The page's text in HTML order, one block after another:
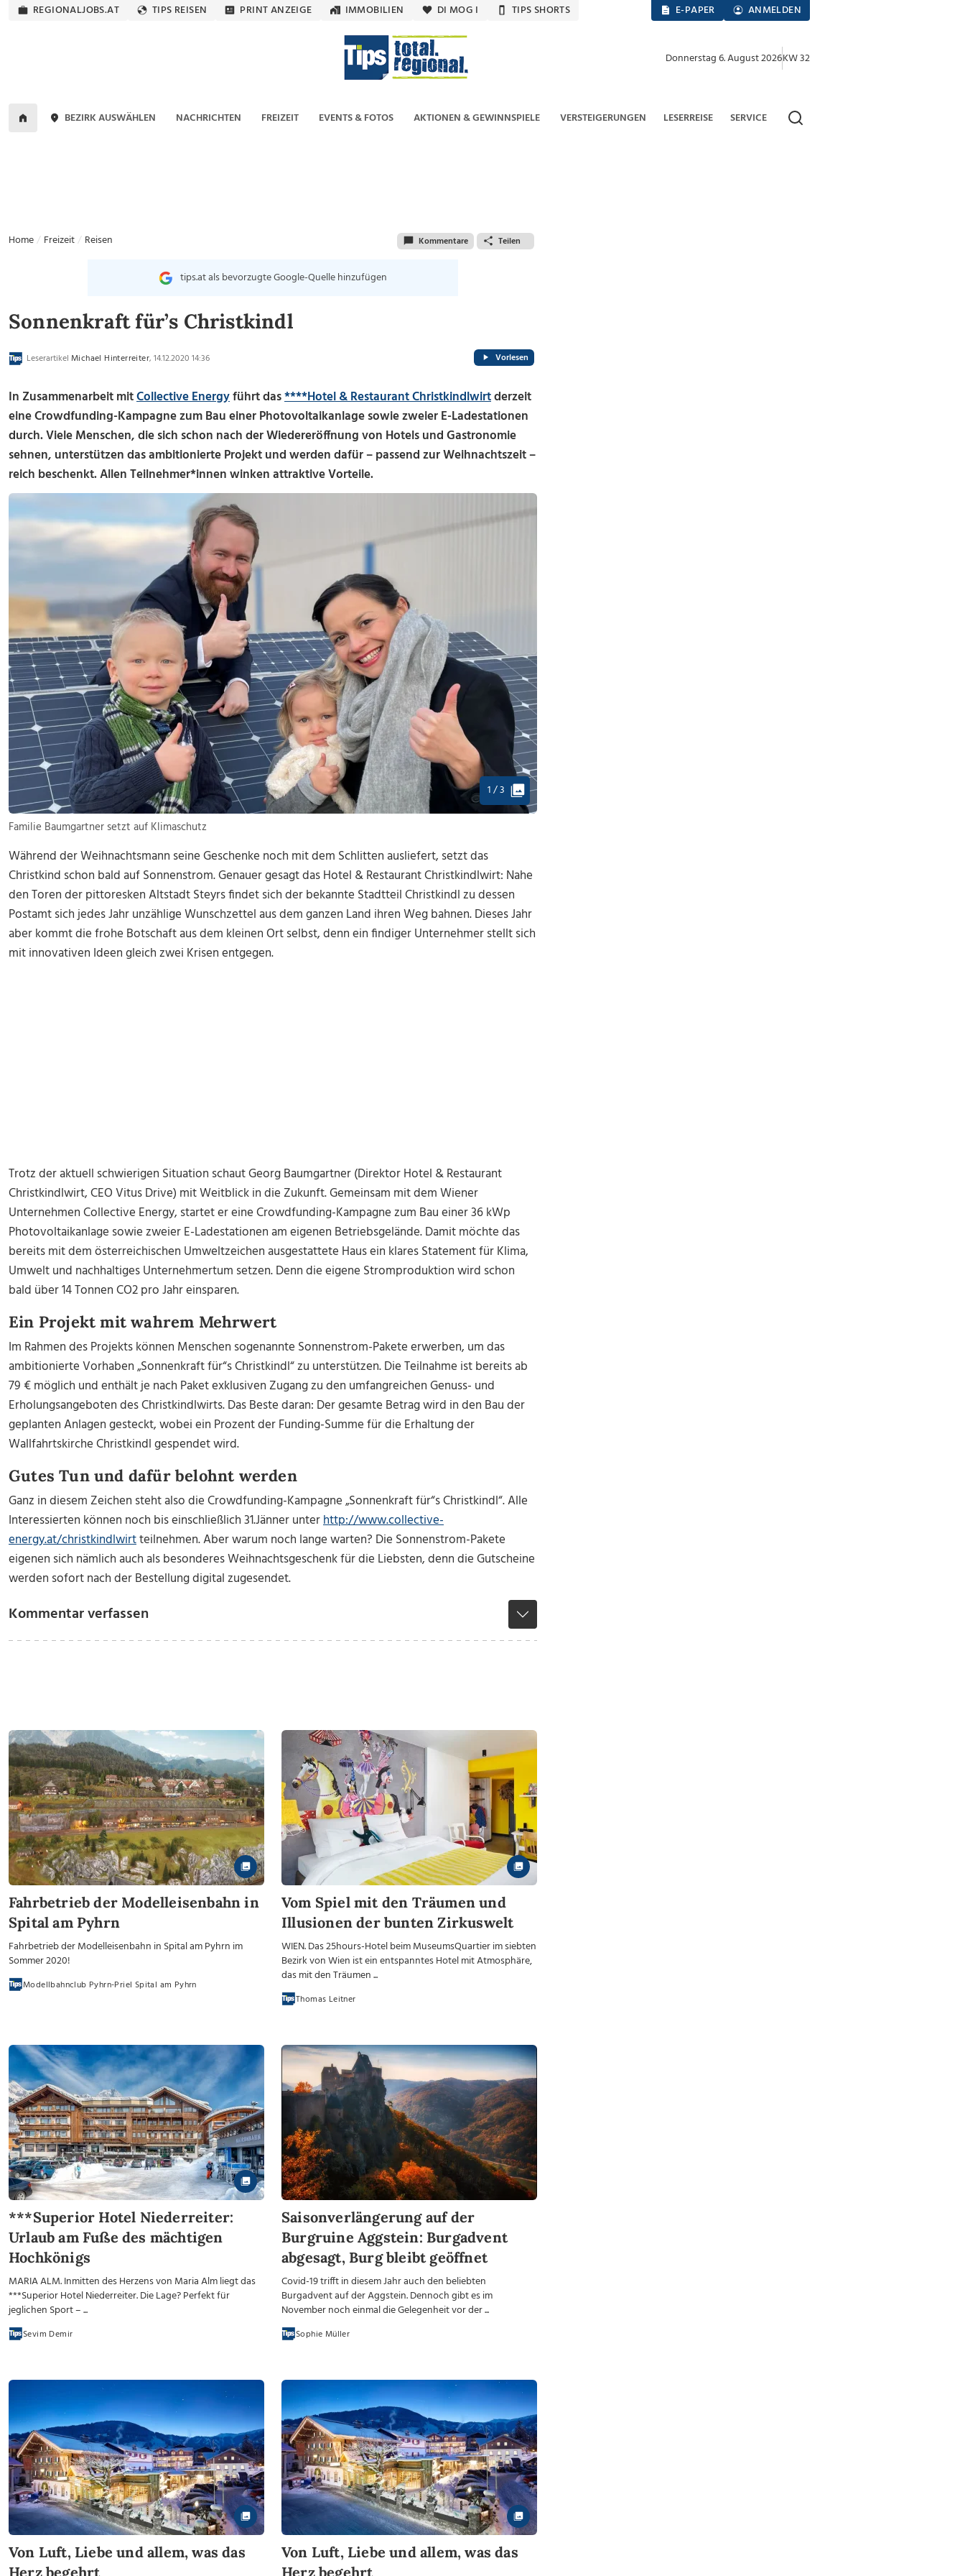
REGIONALJOBS.AT TIPS REISEN PRINT ANZEIGE IMMOBILIEN DI MOG I TIPS SHORTS E-PAPER ANMELDEN
Donnerstag 6. August 2026KW 32
BEZIRK AUSWÄHLEN NACHRICHTEN FREIZEIT EVENTS & FOTOS AKTIONEN & GEWINNSPIELE VERSTEIGERUNGEN LESERREISE SERVICE
Home Freizeit Reisen Kommentare Teilen
tips.at als bevorzugte Google-Quelle hinzufügen
Sonnenkraft für’s Christkindl
Leserartikel Michael Hinterreiter, 14.12.2020 14:36 Vorlesen
In Zusammenarbeit mitCollective Energyführt das****Hotel & Restaurant Christkindlwirtderzeit
eine Crowdfunding-Kampagne zum Bau einer Photovoltaikanlage sowie zweier E-Ladestationen
durch. Viele Menschen, die sich schon nach der Wiedereröffnung von Hotels und Gastronomie
sehnen, unterstützen das ambitionierte Projekt und werden dafür – passend zur Weihnachtszeit –
reich beschenkt. Allen Teilnehmer*innen winken attraktive Vorteile.
1 / 3
Familie Baumgartner setzt auf Klimaschutz
Während der Weihnachtsmann seine Geschenke noch mit dem Schlitten ausliefert, setzt das
Christkind schon bald auf Sonnenstrom. Genauer gesagt das Hotel & Restaurant Christkindlwirt: Nahe
den Toren der pittoresken Altstadt Steyrs findet sich der bekannte Stadtteil Christkindl zu dessen
Postamt sich jedes Jahr unzählige Wunschzettel aus dem ganzen Land ihren Weg bahnen. Dieses Jahr
aber kommt die frohe Botschaft aus dem kleinen Ort selbst, denn ein findiger Unternehmer stellt sich
mit innovativen Ideen gleich zwei Krisen entgegen.
Trotz der aktuell schwierigen Situation schaut Georg Baumgartner (Direktor Hotel & Restaurant
Christkindlwirt, CEO Vitus Drive) mit Weitblick in die Zukunft. Gemeinsam mit dem Wiener
Unternehmen Collective Energy, startet er eine Crowdfunding-Kampagne zum Bau einer 36 kWp
Photovoltaikanlage sowie zweier E-Ladestationen am eigenen Betriebsgelände. Damit möchte das
bereits mit dem österreichischen Umweltzeichen ausgestattete Haus ein klares Statement für Klima,
Umwelt und nachhaltiges Unternehmertum setzen. Denn die eigene Stromproduktion wird schon
bald über 14 Tonnen CO2 pro Jahr einsparen.
Ein Projekt mit wahrem Mehrwert
Im Rahmen des Projekts können Menschen sogenannte Sonnenstrom-Pakete erwerben, um das
ambitionierte Vorhaben „Sonnenkraft für“s Christkindl“ zu unterstützen. Die Teilnahme ist bereits ab
79 € möglich und enthält je nach Paket exklusiven Zugang zu den umfangreichen Genuss- und
Erholungsangeboten des Christkindlwirts. Das Beste daran: Der gesamte Betrag wird in den Bau der
geplanten Anlagen gesteckt, wobei ein Prozent der Funding-Summe für die Erhaltung der
Wallfahrtskirche Christkindl gespendet wird.
Gutes Tun und dafür belohnt werden
Ganz in diesem Zeichen steht also die Crowdfunding-Kampagne „Sonnenkraft für“s Christkindl“. Alle
Interessierten können noch bis einschließlich 31.Jänner unterhttp://www.collective-
energy.at/christkindlwirtteilnehmen. Aber warum noch lange warten? Die Sonnenstrom-Pakete
eigenen sich nämlich auch als besonderes Weihnachtsgeschenk für die Liebsten, denn die Gutscheine
werden sofort nach der Bestellung digital zugesendet.
Kommentar verfassen
Fahrbetrieb der Modelleisenbahn in
Spital am Pyhrn
Fahrbetrieb der Modelleisenbahn in Spital am Pyhrn im
Sommer 2020!
Modellbahnclub Pyhrn-Priel Spital am Pyhrn
Vom Spiel mit den Träumen und
Illusionen der bunten Zirkuswelt
WIEN. Das 25hours-Hotel beim MuseumsQuartier im siebten
Bezirk von Wien ist ein entspanntes Hotel mit Atmosphäre,
das mit den Träumen ...
Thomas Leitner
***Superior Hotel Niederreiter:
Urlaub am Fuße des mächtigen
Hochkönigs
MARIA ALM. Inmitten des Herzens von Maria Alm liegt das
***Superior Hotel Niederreiter. Die Lage? Perfekt für
jeglichen Sport – ...
Sevim Demir
Saisonverlängerung auf der
Burgruine Aggstein: Burgadvent
abgesagt, Burg bleibt geöffnet
Covid-19 trifft in diesem Jahr auch den beliebten
Burgadvent auf der Aggstein. Dennoch gibt es im
November noch einmal die Gelegenheit vor der ...
Sophie Müller
Von Luft, Liebe und allem, was das
Herz begehrt
Von Luft, Liebe und allem, was das
Herz begehrt